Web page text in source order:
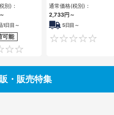
別)：
～
1日目～
可能
通常価格(税別)：
2,733円～
5日目～
・販売特集